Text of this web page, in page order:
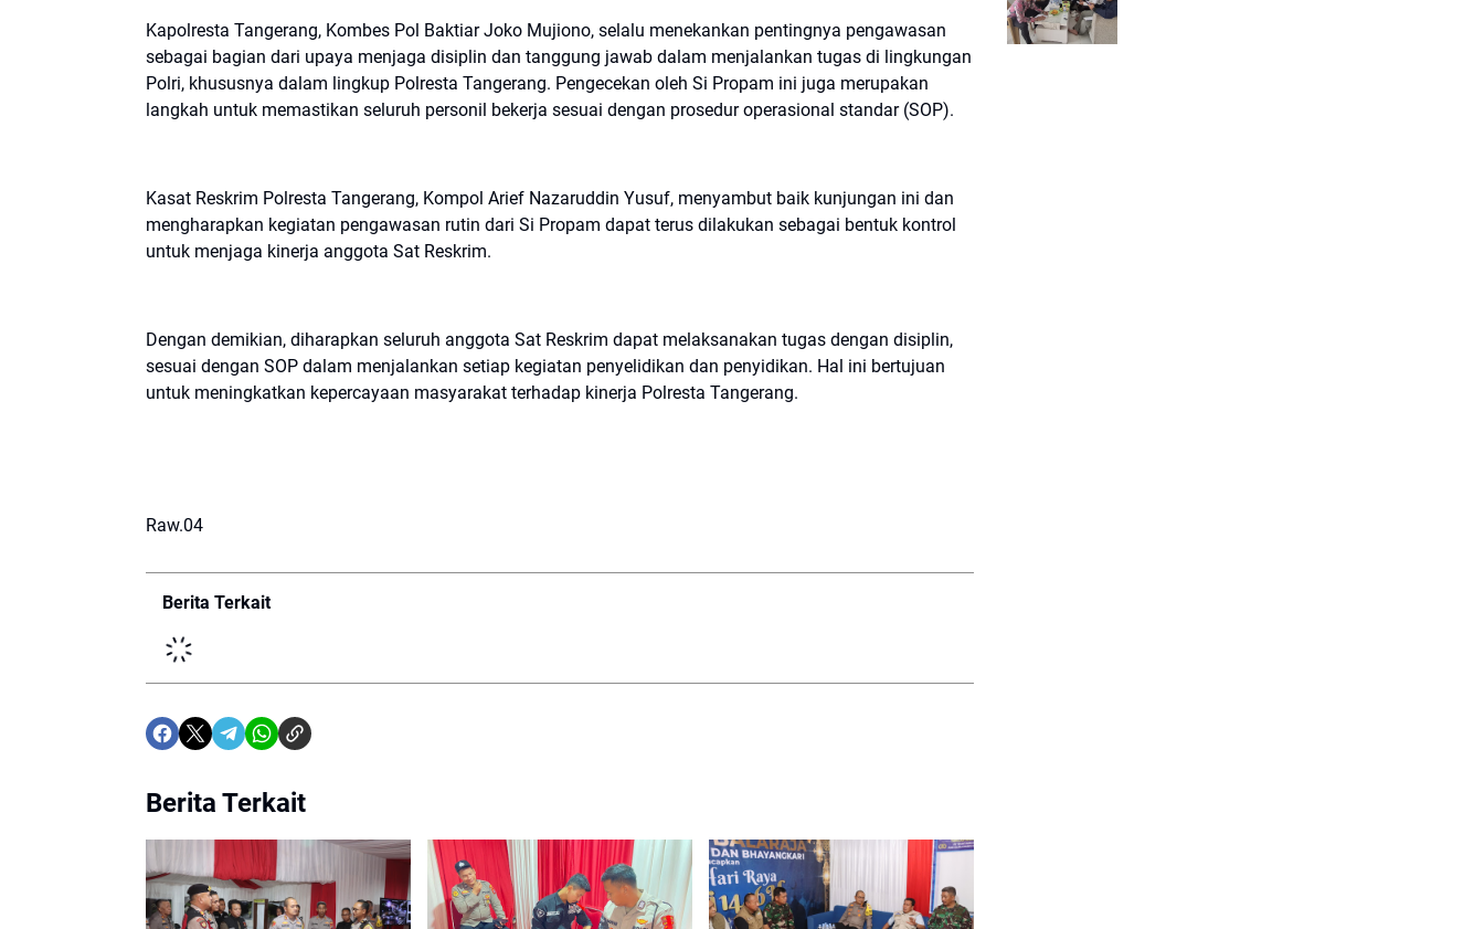
Kapolresta Tangerang, Kombes Pol Baktiar Joko Mujiono, selalu menekankan pentingnya pengawasan
sebagai bagian dari upaya menjaga disiplin dan tanggung jawab dalam menjalankan tugas di lingkungan
Polri, khususnya dalam lingkup Polresta Tangerang. Pengecekan oleh Si Propam ini juga merupakan
langkah untuk memastikan seluruh personil bekerja sesuai dengan prosedur operasional standar (SOP).
Kasat Reskrim Polresta Tangerang, Kompol Arief Nazaruddin Yusuf, menyambut baik kunjungan ini dan
mengharapkan kegiatan pengawasan rutin dari Si Propam dapat terus dilakukan sebagai bentuk kontrol
untuk menjaga kinerja anggota Sat Reskrim.
Dengan demikian, diharapkan seluruh anggota Sat Reskrim dapat melaksanakan tugas dengan disiplin,
sesuai dengan SOP dalam menjalankan setiap kegiatan penyelidikan dan penyidikan. Hal ini bertujuan
untuk meningkatkan kepercayaan masyarakat terhadap kinerja Polresta Tangerang.
Raw.04
Berita Terkait
Berita Terkait